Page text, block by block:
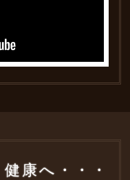
康へ・・・